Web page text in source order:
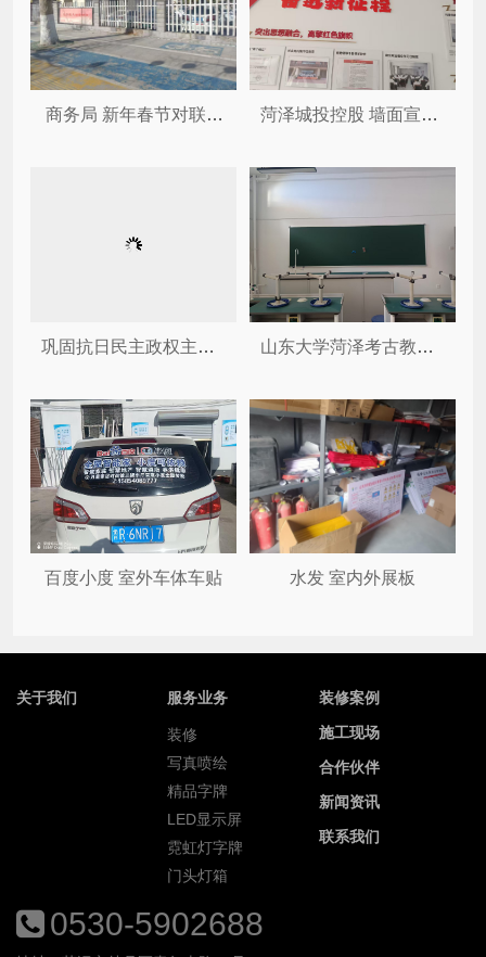
商务局 新年春节对联和大红灯... 菏泽城投控股 墙面宣传标语
巩固抗日民主政权主题陈列厅 山东大学菏泽考古教学与科研基地...
百度小度 室外车体车贴 水发 室内外展板
关于我们 服务业务
装修
写真喷绘
精品字牌
LED显示屏
霓虹灯字牌
门头灯箱
装修案例
施工现场
合作伙伴
新闻资讯
联系我们
0530-5902688